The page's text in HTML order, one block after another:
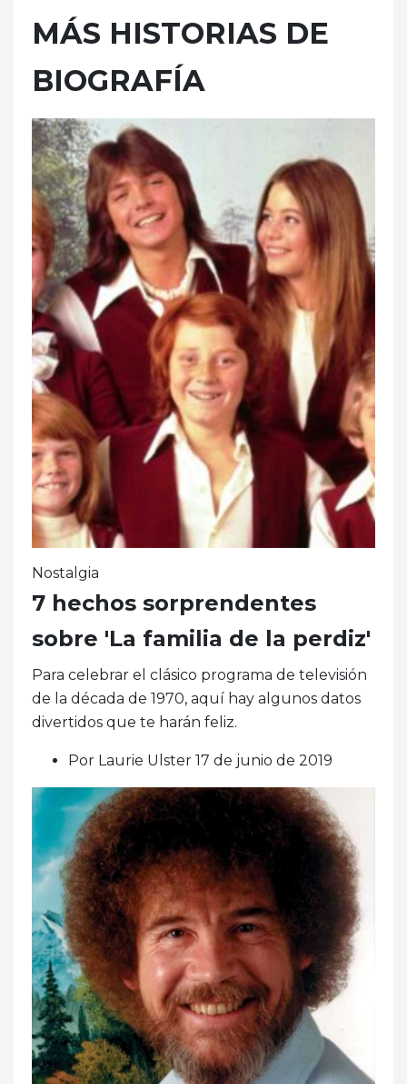
MÁS HISTORIAS DE
BIOGRAFÍA
Nostalgia
7 hechos sorprendentes
sobre 'La familia de la perdiz'
Para celebrar el clásico programa de televisión
de la década de 1970, aquí hay algunos datos
divertidos que te harán feliz.
Por Laurie Ulster 17 de junio de 2019